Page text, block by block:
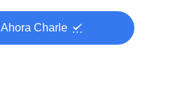
Ahora Charle